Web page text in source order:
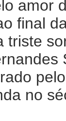
amor
final
triste
no